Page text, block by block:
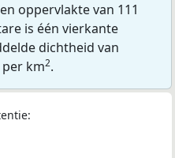
oppervlakte van 111
is één vierkante
dichtheid van
per km2.